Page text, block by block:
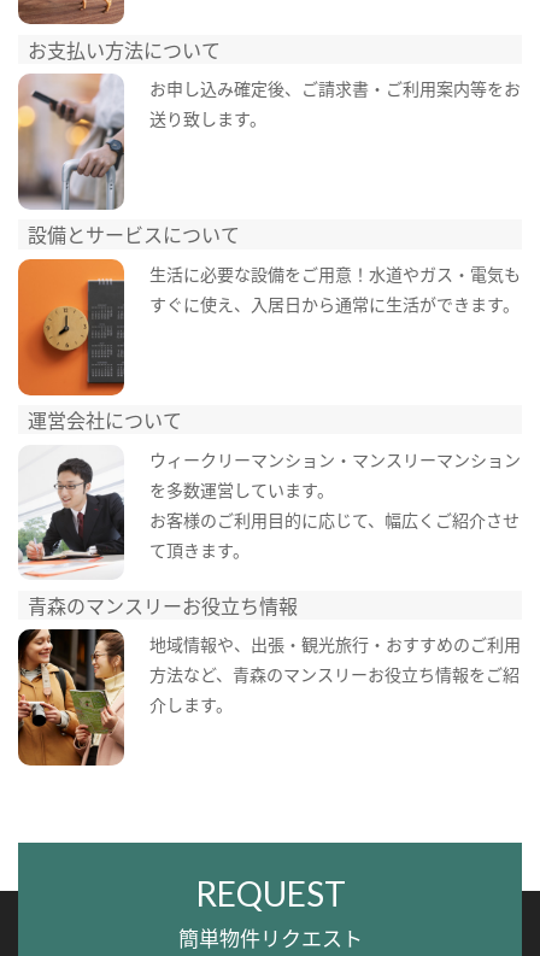
お支払い方法について
お申し込み確定後、ご請求書・ご利用案内等をお
送り致します。
設備とサービスについて
生活に必要な設備をご用意！水道やガス・電気も
すぐに使え、入居日から通常に生活ができます。
運営会社について
ウィークリーマンション・マンスリーマンション
を多数運営しています。
お客様のご利用目的に応じて、幅広くご紹介させ
て頂きます。
青森のマンスリーお役立ち情報
地域情報や、出張・観光旅行・おすすめのご利用
方法など、青森のマンスリーお役立ち情報をご紹
介します。
REQUEST
簡単物件リクエスト